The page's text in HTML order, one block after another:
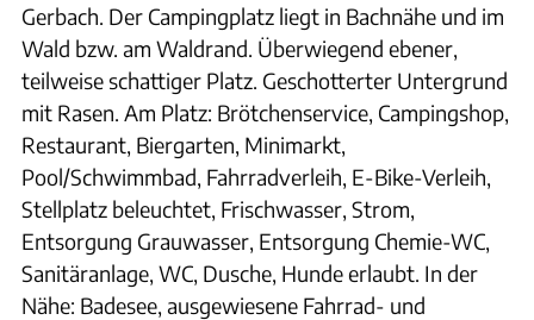
Gerbach. Der Campingplatz liegt in Bachnähe und im
Wald bzw. am Waldrand. Überwiegend ebener,
teilweise schattiger Platz. Geschotterter Untergrund
mit Rasen. Am Platz: Brötchenservice, Campingshop,
Restaurant, Biergarten, Minimarkt,
Pool/Schwimmbad, Fahrradverleih, E-Bike-Verleih,
Stellplatz beleuchtet, Frischwasser, Strom,
Entsorgung Grauwasser, Entsorgung Chemie-WC,
Sanitäranlage, WC, Dusche, Hunde erlaubt. In der
Nähe: Badesee, ausgewiesene Fahrrad- und